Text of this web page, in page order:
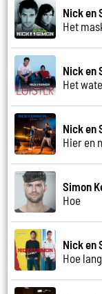
Nick en
Het
Nick en
Het
Nick en
Hier en
Simon
Hoe
Nick en
Hoe lang